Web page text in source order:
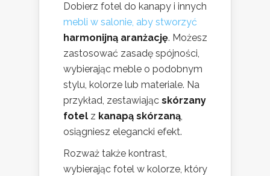
Dobierz fotel do kanapy i innych
mebli w salonie, aby stworzyć
harmonijną aranżację. Możesz
zastosować zasadę spójności,
wybierając meble o podobnym
stylu, kolorze lub materiale. Na
przykład, zestawiając skórzany
fotel z kanapą skórzaną,
osiągniesz elegancki efekt.
Rozważ także kontrast,
wybierając fotel w kolorze, który